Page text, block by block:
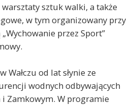
sztuk walki, a także
w tym organizowany przy
przez Sport”
Wałczu od lat słynie ze
wodnych odbywających
Zamkowym. W programie